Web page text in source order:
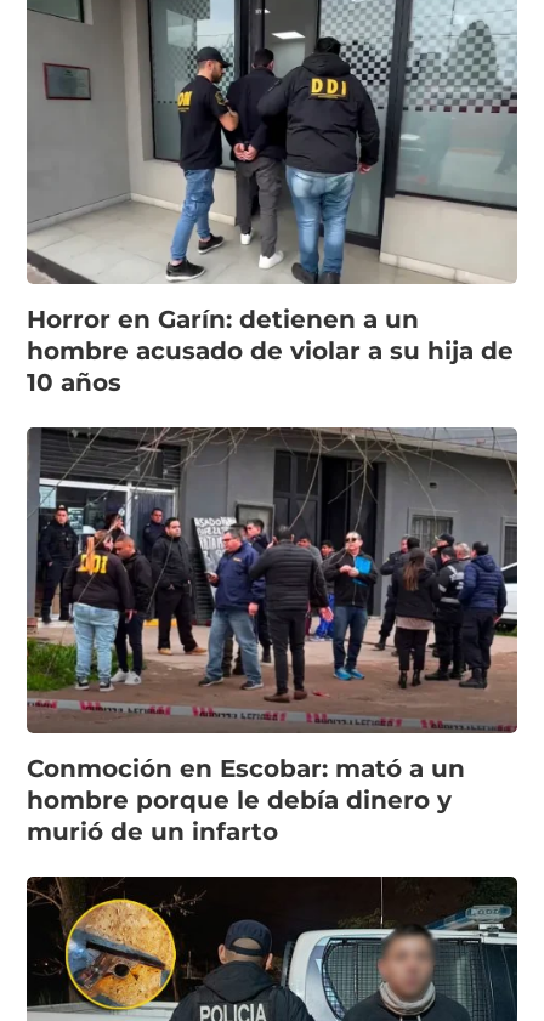
Horror en Garín: detienen a un
hombre acusado de violar a su hija de
10 años
Conmoción en Escobar: mató a un
hombre porque le debía dinero y
murió de un infarto